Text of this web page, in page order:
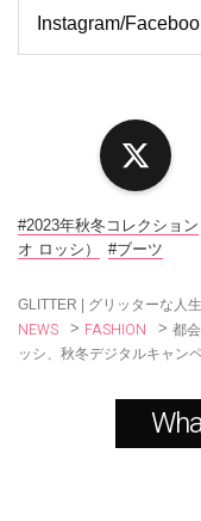
Instagram/
#2023年秋冬コレクション
オ ロッシ）
#ブーツ
GLITTER | グリッターな人
NEWS > FASHION > 都
ッシ、秋冬デジタルキャン